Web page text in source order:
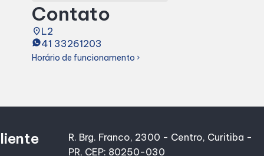
Contato
placeL2
41 33261203
Horário de funcionamento chevron_right
R. Brg. Franco, 2300 - Centro, Curitiba -
PR, CEP: 80250-030